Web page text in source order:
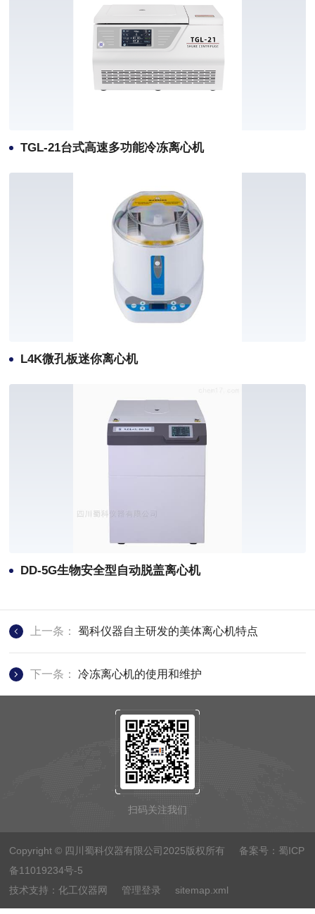
TGL-21台式高速多功能冷冻离心机
L4K微孔板迷你离心机
DD-5G生物安全型自动脱盖离心机
上一条：蜀科仪器自主研发的美体离心机特点
下一条：冷冻离心机的使用和维护
扫码关注我们
Copyright © 四川蜀科仪器有限公司2025版权所有 备案号： 蜀ICP
备11019234号-5
技术支持：化工仪器网 管理登录 sitemap.xml